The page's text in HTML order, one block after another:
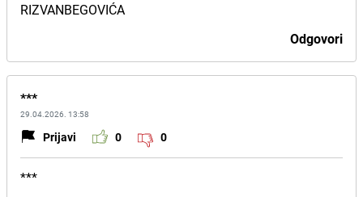
RIZVANBEGOVIĆA
Odgovori
***
29.04.2026. 13:58
Prijavi 0 0
***